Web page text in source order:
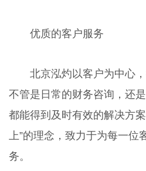
优质的客户服务
北京泓灼以客户为中心
不管是日常的财务咨询，还
都能得到及时有效的解决方
上”的理念，致力于为每一位
务。